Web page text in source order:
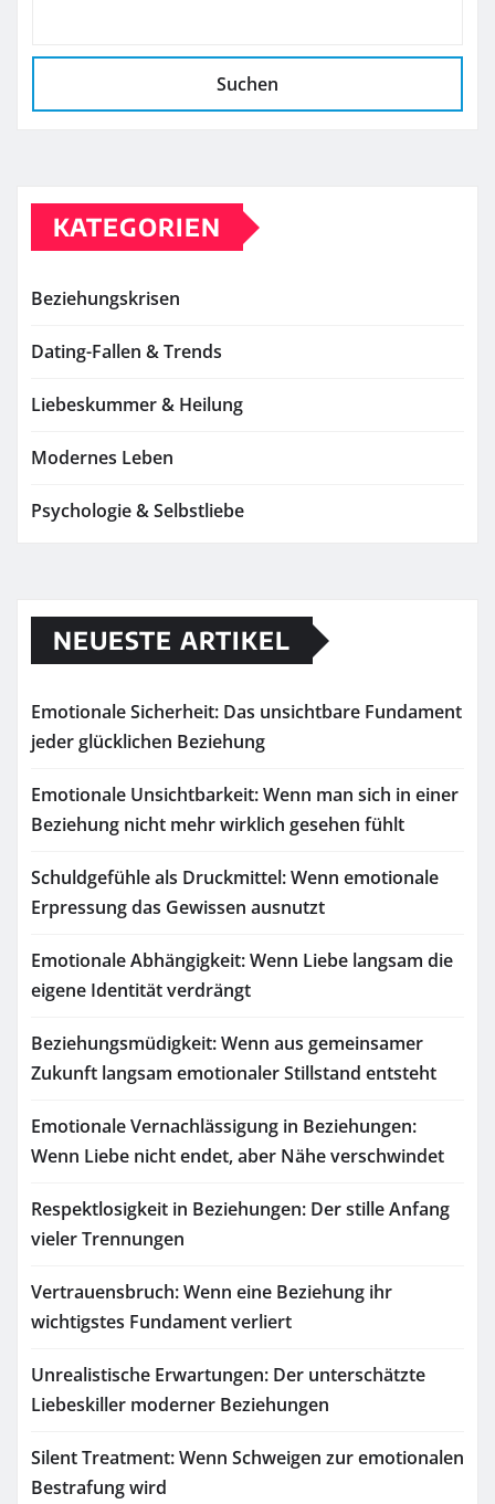
Suchen
KATEGORIEN
Beziehungskrisen
Dating-Fallen & Trends
Liebeskummer & Heilung
Modernes Leben
Psychologie & Selbstliebe
NEUESTE ARTIKEL
Emotionale Sicherheit: Das unsichtbare Fundament
jeder glücklichen Beziehung
Emotionale Unsichtbarkeit: Wenn man sich in einer
Beziehung nicht mehr wirklich gesehen fühlt
Schuldgefühle als Druckmittel: Wenn emotionale
Erpressung das Gewissen ausnutzt
Emotionale Abhängigkeit: Wenn Liebe langsam die
eigene Identität verdrängt
Beziehungsmüdigkeit: Wenn aus gemeinsamer
Zukunft langsam emotionaler Stillstand entsteht
Emotionale Vernachlässigung in Beziehungen:
Wenn Liebe nicht endet, aber Nähe verschwindet
Respektlosigkeit in Beziehungen: Der stille Anfang
vieler Trennungen
Vertrauensbruch: Wenn eine Beziehung ihr
wichtigstes Fundament verliert
Unrealistische Erwartungen: Der unterschätzte
Liebeskiller moderner Beziehungen
Silent Treatment: Wenn Schweigen zur emotionalen
Bestrafung wird